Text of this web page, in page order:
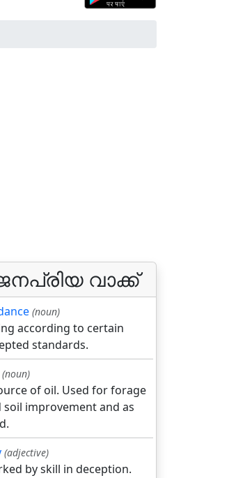
വാക്ക്
(noun)
according to certain
standards.
(noun)
of oil. Used for forage
soil improvement and as
(adjective)
by skill in deception.